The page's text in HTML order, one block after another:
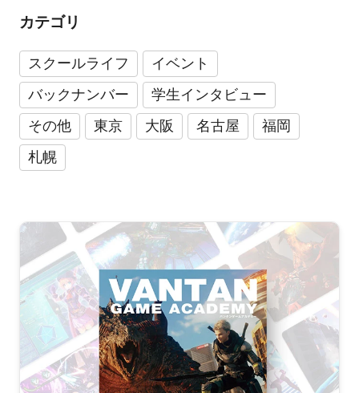
カテゴリ
スクールライフ
イベント
バックナンバー
学生インタビュー
その他
東京 大阪 名古屋
福岡
札幌